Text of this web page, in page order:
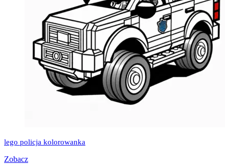
lego policja kolorowanka
Zobacz